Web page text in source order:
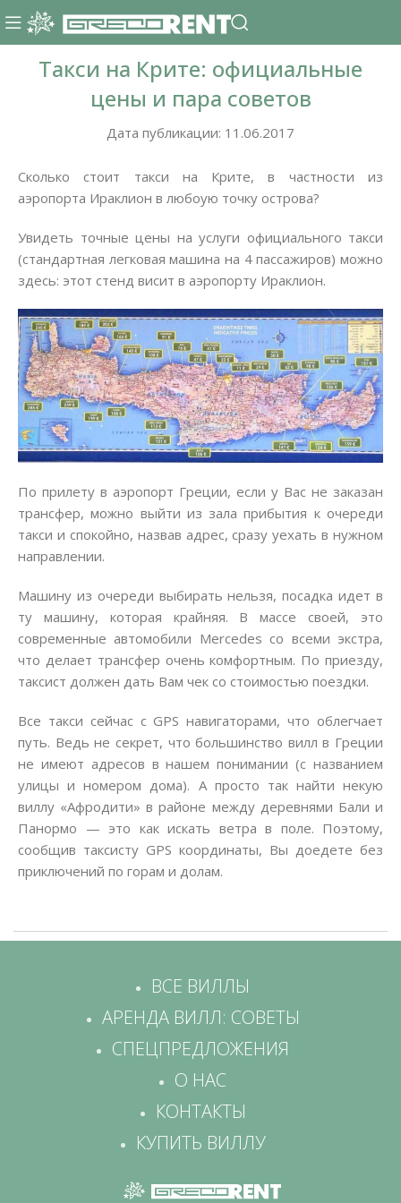
Такси на Крите: официальные
цены и пара советов
Дата публикации: 11.06.2017
Сколько стоит такси на Крите, в частности из
аэропорта Ираклион в любоую точку острова?
Увидеть точные цены на услуги официального такси
(стандартная легковая машина на 4 пассажиров) можно
здесь: этот стенд висит в аэропорту Ираклион.
По прилету в аэропорт Греции, если у Вас не заказан
трансфер, можно выйти из зала прибытия к очереди
такси и спокойно, назвав адрес, сразу уехать в нужном
направлении.
Машину из очереди выбирать нельзя, посадка идет в
ту машину, которая крайняя. В массе своей, это
современные автомобили Mercedes со всеми экстра,
что делает трансфер очень комфортным. По приезду,
таксист должен дать Вам чек со стоимостью поездки.
Все такси сейчас с GPS навигаторами, что облегчает
путь. Ведь не секрет, что большинство вилл в Греции
не имеют адресов в нашем понимании (с названием
улицы и номером дома). А просто так найти некую
виллу «Афродити» в районе между деревнями Бали и
Панормо — это как искать ветра в поле. Поэтому,
сообщив таксисту GPS координаты, Вы доедете без
приключений по горам и долам.
ВСЕ ВИЛЛЫ
АРЕНДА ВИЛЛ: СОВЕТЫ
СПЕЦПРЕДЛОЖЕНИЯ
О НАС
КОНТАКТЫ
КУПИТЬ ВИЛЛУ